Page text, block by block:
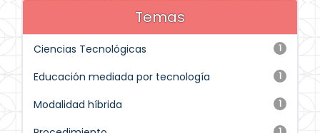
Temas
1
Ciencias Tecnológicas
1
Educación mediada por tecnología
1
Modalidad híbrida